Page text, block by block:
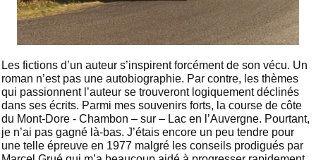
Les fictions d’un auteur s’inspirent forcément de son vécu. Un
roman n’est pas une autobiographie. Par contre, les thèmes
qui passionnent l’auteur se trouveront logiquement déclinés
dans ses écrits. Parmi mes souvenirs forts, la course de côte
du Mont-Dore - Chambon – sur – Lac en l’Auvergne. Pourtant,
je n’ai pas gagné là-bas. J’étais encore un peu tendre pour
une telle épreuve en 1977 malgré les conseils prodigués par